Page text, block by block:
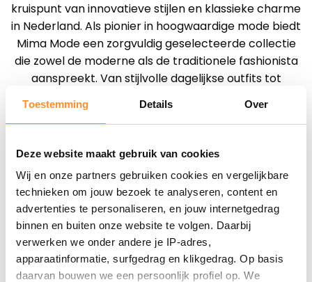
Toestemming Details Over
Deze website maakt gebruik van cookies
Wij en onze partners gebruiken cookies en vergelijkbare
technieken om jouw bezoek te analyseren, content en
advertenties te personaliseren, en jouw internetgedrag
binnen en buiten onze website te volgen. Daarbij
verwerken we onder andere je IP-adres,
apparaatinformatie, surfgedrag en klikgedrag. Op basis
daarvan bouwen we een persoonlijk profiel op. We
kruispunt van innovatieve stijlen en klassieke charme
in Nederland. Als pionier in hoogwaardige mode biedt
Mima Mode een zorgvuldig geselecteerde collectie
die zowel de moderne als de traditionele fashionista
aanspreekt. Van stijlvolle dagelijkse outfits tot
vertegenwoordigt de essentie van Nederlandse
kwaliteit, comfort en design samenkomen. Mima
en stijl te omarmen.
Direct shoppen
Naar winkels